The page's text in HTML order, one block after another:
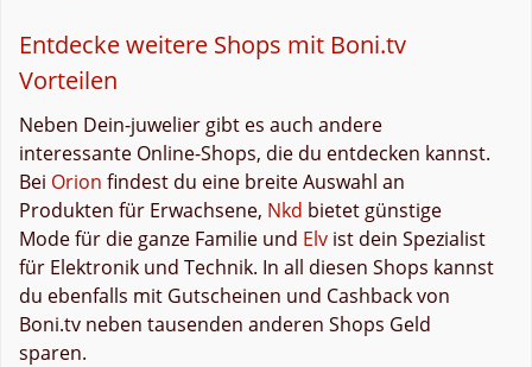
Entdecke weitere Shops mit Boni.tv
Vorteilen
Neben Dein-juwelier gibt es auch andere
interessante Online-Shops, die du entdecken kannst.
Bei Orion findest du eine breite Auswahl an
Produkten für Erwachsene, Nkd bietet günstige
Mode für die ganze Familie und Elv ist dein Spezialist
für Elektronik und Technik. In all diesen Shops kannst
du ebenfalls mit Gutscheinen und Cashback von
Boni.tv neben tausenden anderen Shops Geld
sparen.